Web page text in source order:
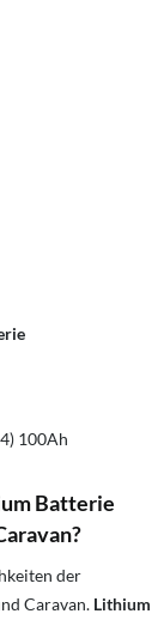
100Ah
Batterie
der
Caravan. Lithium